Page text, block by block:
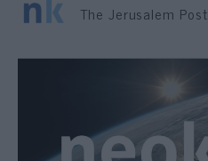
The Jerusalem Post